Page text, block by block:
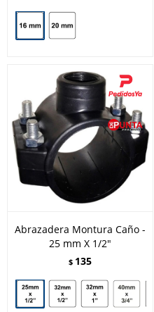
Abrazadera Montura Caño -
25 mm X 1/2"
$ 135